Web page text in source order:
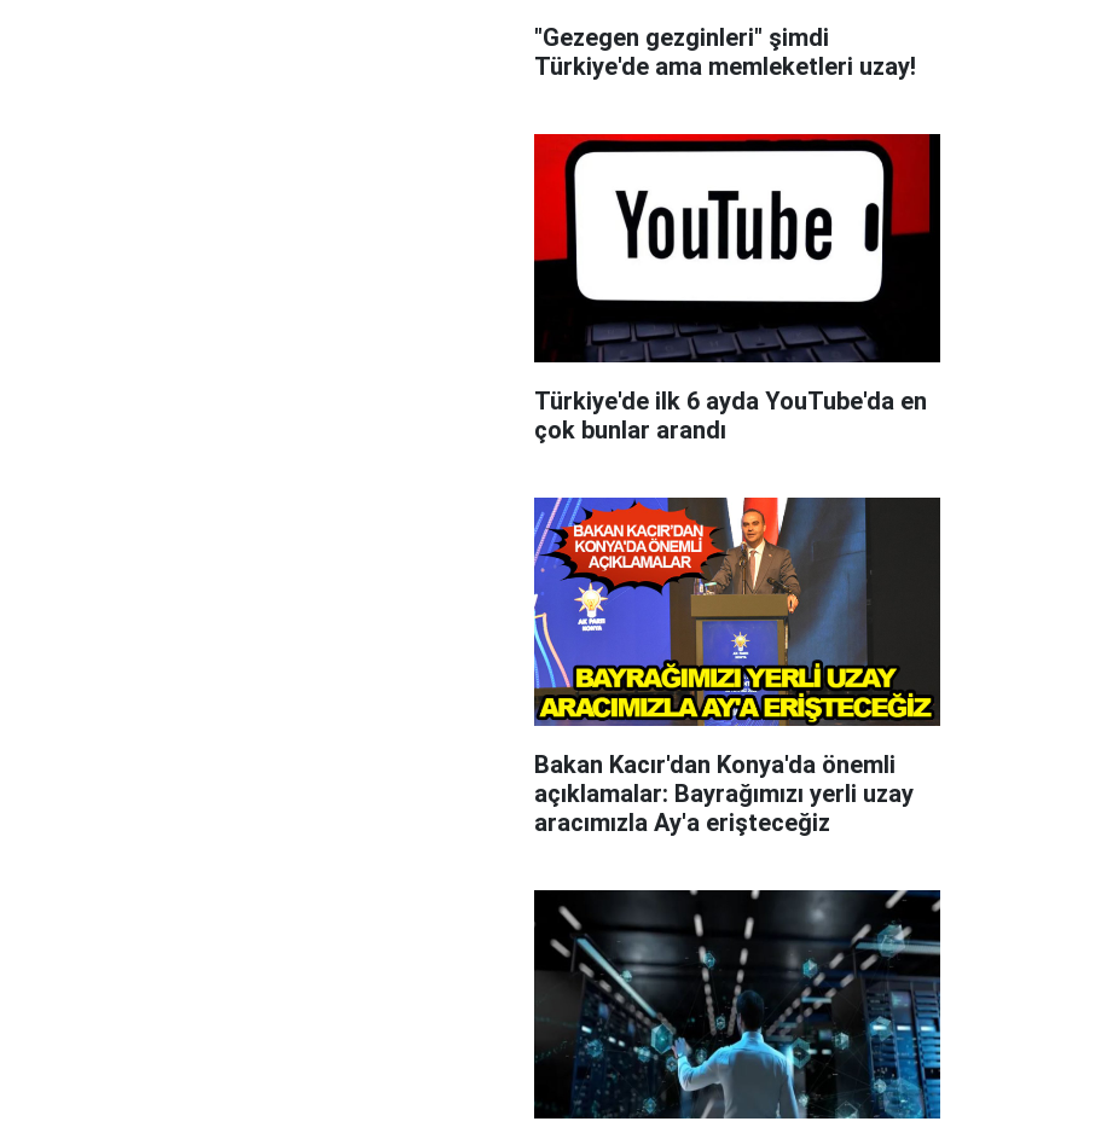
"Gezegen gezginleri" şimdi
Türkiye'de ama memleketleri uzay!
Türkiye'de ilk 6 ayda YouTube'da en
çok bunlar arandı
Bakan Kacır'dan Konya'da önemli
açıklamalar: Bayrağımızı yerli uzay
aracımızla Ay'a erişteceğiz